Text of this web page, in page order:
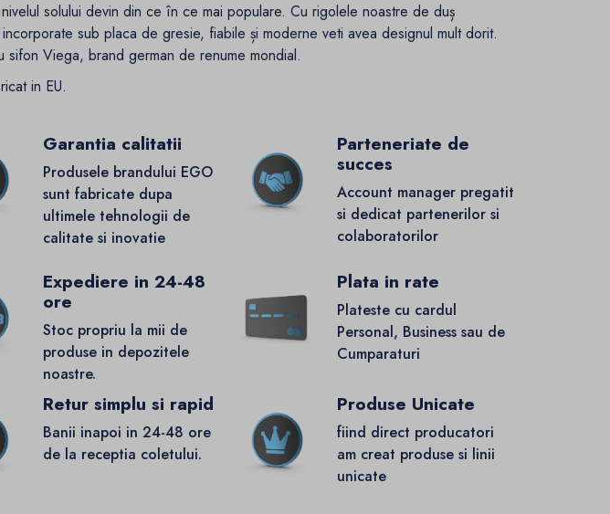
solului devin din ce în ce mai populare. Cu rigolele noastre de duș
sub placa de gresie, fiabile și moderne veti avea designul mult dorit.
sifon Viega, brand german de renume mondial.
in EU.
Garantia calitatii
Produsele brandului EGO
sunt fabricate dupa
ultimele tehnologii de
calitate si inovatie
Parteneriate de
succes
Account manager pregatit
si dedicat partenerilor si
colaboratorilor
Expediere in 24-48
ore
Stoc propriu la mii de
produse in depozitele
noastre.
Plata in rate
Plateste cu cardul
Personal, Business sau de
Cumparaturi
Retur simplu si rapid
Banii inapoi in 24-48 ore
de la receptia coletului.
Produse Unicate
fiind direct producatori
am creat produse si linii
unicate